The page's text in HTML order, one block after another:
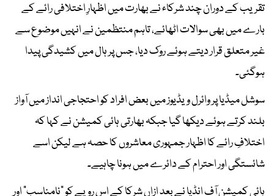
تقریب کے دوران چند شرکاء نے بھارت میں اظہارِ اختلافی رائے کے
بارے میں بھی سوالات اٹھائے، تاہم منتظمین نے انہیں موضوع سے
غیر متعلق قرار دیتے ہوئے روک دیا، جس پر ہال میں کشیدگی پیدا
ہوگئی۔
سوشل میڈیا پر وائرل ویڈیوز میں بعض افراد کو احتجاجی انداز میں آواز
بلند کرتے ہوئے دیکھا گیا جبکہ بھارتی ہائی کمیشن نے کہا کہ
اختلافِ رائے کا اظہار جمہوری معاشروں کا حصہ ہے لیکن اسے
شائستگی اور احترام کے دائرے میں ہونا چاہیے۔
ہائی کمیشن آف انڈیا نے بعد ازاں شرکا کے اس رویے کو "نامناسب" اور